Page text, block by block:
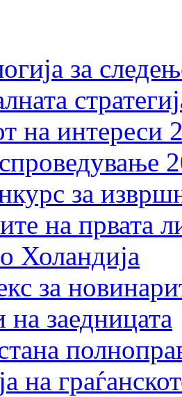
за
на интереси
за
на првата
Холандија
за
заедницата
на